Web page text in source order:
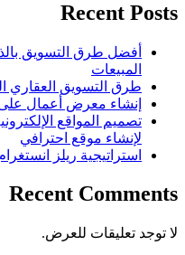
Recent Posts
أفضل طرق التسويق
المبيعات
طرق التسويق العقاري
إنشاء معرض أعمال على
تصميم المواقع
لإنشاء موقع احترافي
استراتيجية ريلز
Recent Comments
لا توجد تعليقات للعرض.